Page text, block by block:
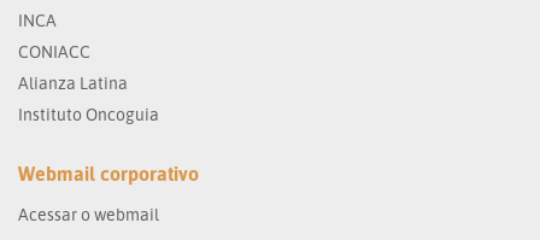
INCA
CONIACC
Alianza Latina
Instituto Oncoguia
Webmail corporativo
Acessar o webmail